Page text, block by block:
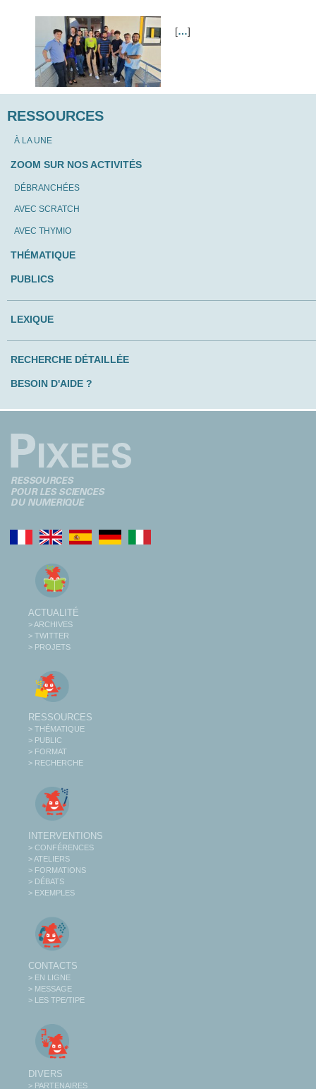
[…]
RESSOURCES
À LA UNE
ZOOM SUR NOS ACTIVITÉS
DÉBRANCHÉES
AVEC SCRATCH
AVEC THYMIO
THÉMATIQUE
PUBLICS
LEXIQUE
RECHERCHE DÉTAILLÉE
BESOIN D'AIDE ?
ACTUALITÉ
> ARCHIVES
> TWITTER
> PROJETS
RESSOURCES
> THÉMATIQUE
> PUBLIC
> FORMAT
> RECHERCHE
INTERVENTIONS
> CONFÉRENCES
> ATELIERS
> FORMATIONS
> DÉBATS
> EXEMPLES
CONTACTS
> EN LIGNE
> MESSAGE
> LES TPE/TIPE
DIVERS
> PARTENAIRES